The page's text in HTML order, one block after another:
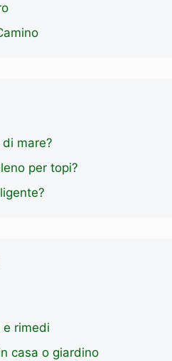
mare?
per topi?
e rimedi
casa o giardino